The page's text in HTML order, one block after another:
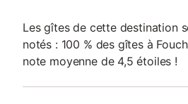
Les gîtes de cette destination
notés : 100 % des gîtes à
note moyenne de 4,5 étoiles !